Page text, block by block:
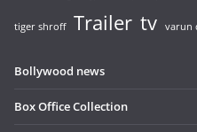
tiger shroff Trailer tv varun
Bollywood news
Box Office Collection